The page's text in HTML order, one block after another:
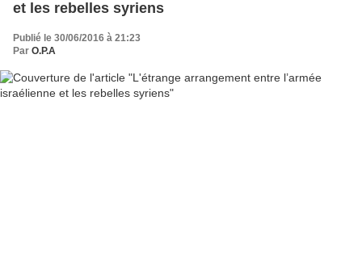
et les rebelles syriens
Publié le 30/06/2016 à 21:23
Par O.P.A